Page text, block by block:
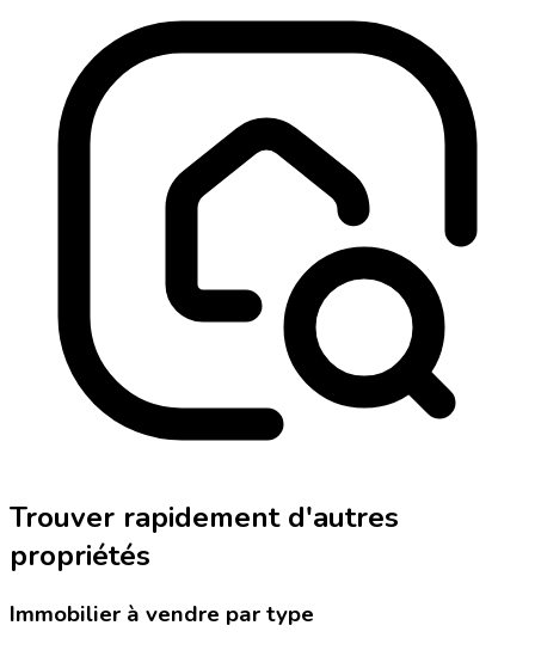
Trouver rapidement d'autres
propriétés
Immobilier à vendre par type